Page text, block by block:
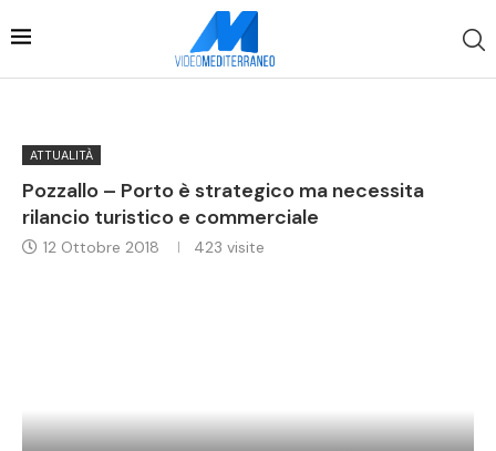
ATTUALITÀ
Pozzallo – Porto è strategico ma necessita
rilancio turistico e commerciale
12 Ottobre 2018 423 visite